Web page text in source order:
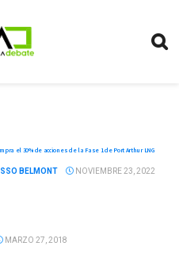
el 30% de acciones de la Fase 1 de Port Arthur LNG
BELMONT NOVIEMBRE 23, 2022
MARZO 27, 2018